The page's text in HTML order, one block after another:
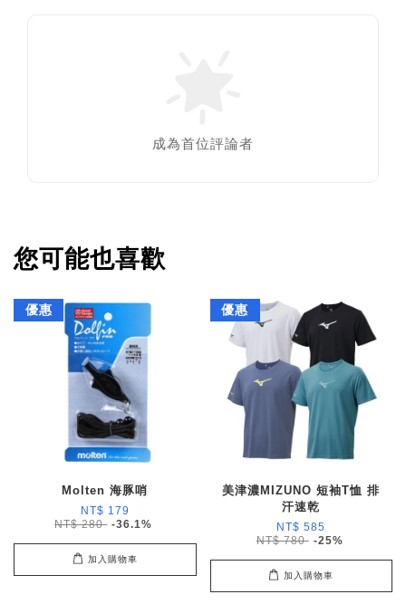
成為首位評論者
您可能也喜歡
優惠
Molten 海豚哨
NT$ 179
NT$ 280 -36.1%
加入購物車
優惠
美津濃MIZUNO 短袖T恤 排
汗速乾
NT$ 585
NT$ 780 -25%
加入購物車